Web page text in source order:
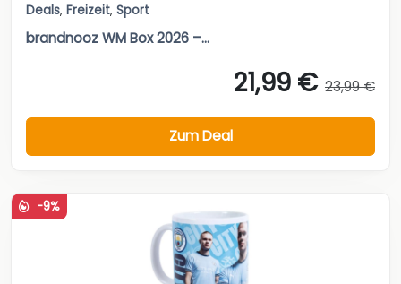
Deals, Freizeit, Sport
brandnooz WM Box 2026 –...
21,99 € 23,99 €
Zum Deal
-9%